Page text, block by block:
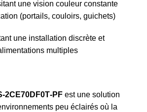
une vision couleur constante
(portails, couloirs, guichets)
une installation discrète et
multiples
est une solution
peu éclairés où la